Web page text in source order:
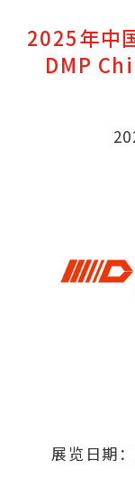
2025年中
DMP
展览日期